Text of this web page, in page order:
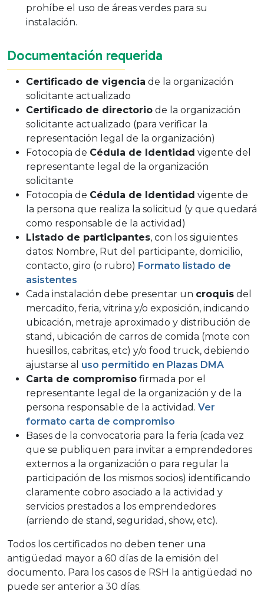
prohíbe el uso de áreas verdes para su
instalación.
Documentación requerida
Certificado de vigencia de la organización
solicitante actualizado
Certificado de directorio de la organización
solicitante actualizado (para verificar la
representación legal de la organización)
Fotocopia de Cédula de Identidad vigente del
representante legal de la organización
solicitante
Fotocopia de Cédula de Identidad vigente de
la persona que realiza la solicitud (y que quedará
como responsable de la actividad)
Listado de participantes, con los siguientes
datos: Nombre, Rut del participante, domicilio,
contacto, giro (o rubro) Formato listado de
asistentes
Cada instalación debe presentar un croquis del
mercadito, feria, vitrina y/o exposición, indicando
ubicación, metraje aproximado y distribución de
stand, ubicación de carros de comida (mote con
huesillos, cabritas, etc) y/o food truck, debiendo
ajustarse al uso permitido en Plazas DMA
Carta de compromiso firmada por el
representante legal de la organización y de la
persona responsable de la actividad. Ver
formato carta de compromiso
Bases de la convocatoria para la feria (cada vez
que se publiquen para invitar a emprendedores
externos a la organización o para regular la
participación de los mismos socios) identificando
claramente cobro asociado a la actividad y
servicios prestados a los emprendedores
(arriendo de stand, seguridad, show, etc).
Todos los certificados no deben tener una
antigüedad mayor a 60 días de la emisión del
documento. Para los casos de RSH la antigüedad no
puede ser anterior a 30 días.